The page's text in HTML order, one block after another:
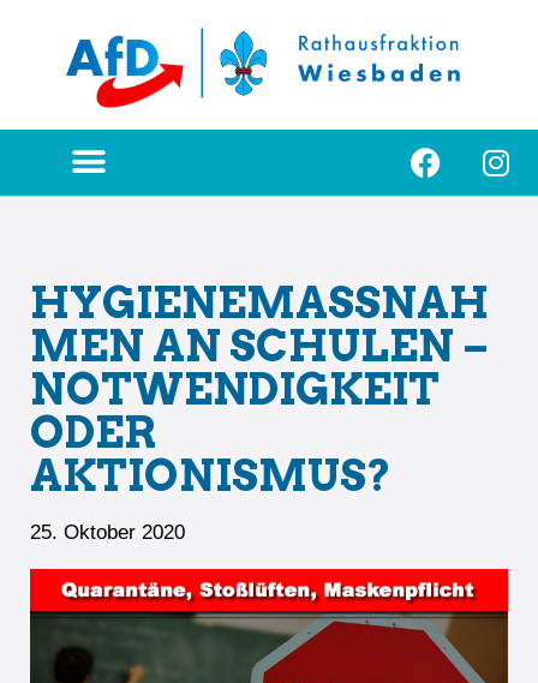
HYGIENEMASSNAH
MEN AN SCHULEN –
NOTWENDIGKEIT
ODER
AKTIONISMUS?
25. Oktober 2020